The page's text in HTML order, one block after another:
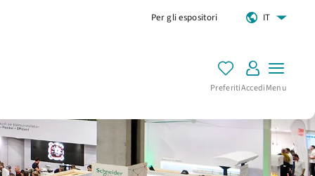
Per gli espositori IT
PreferitiAccediMenu